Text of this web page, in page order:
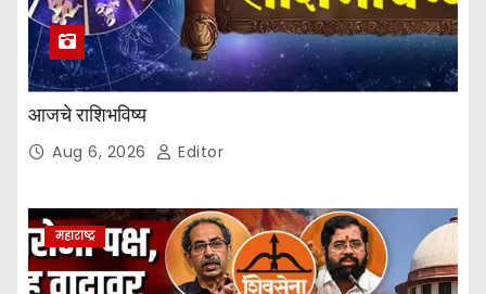
आजचे राशिभविष्य
Aug 6, 2026 Editor
महाराष्ट्र